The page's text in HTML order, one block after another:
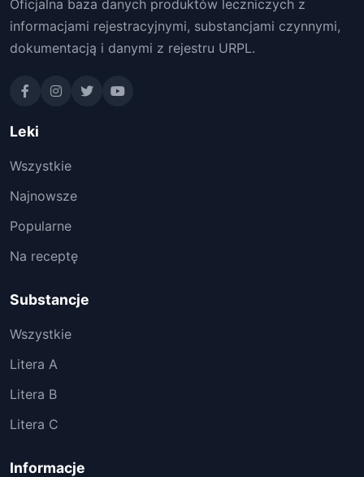
Oficjalna baza danych produktów leczniczych z
informacjami rejestracyjnymi, substancjami czynnymi,
dokumentacją i danymi z rejestru URPL.
Leki
Wszystkie
Najnowsze
Popularne
Na receptę
Substancje
Wszystkie
Litera A
Litera B
Litera C
Informacje